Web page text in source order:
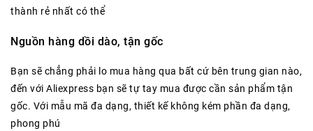
thành rẻ nhất có thể
Nguồn hàng dồi dào, tận gốc
Bạn sẽ chẳng phải lo mua hàng qua bất cứ bên trung gian nào,
đến với Aliexpress bạn sẽ tự tay mua được cần sản phẩm tận
gốc. Với mẫu mã đa dạng, thiết kế không kém phần đa dạng,
phong phú